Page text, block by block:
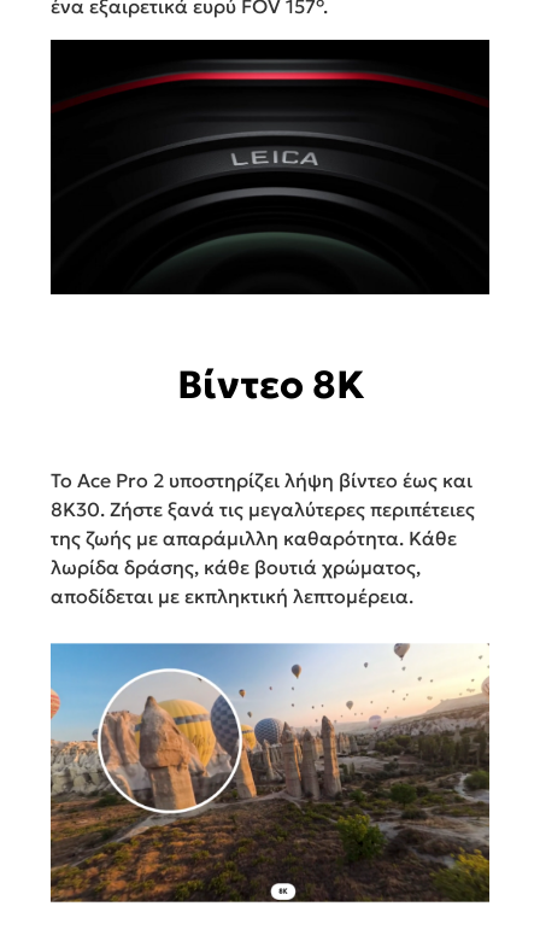
ένα εξαιρετικά ευρύ FOV 157°.
Βίντεο 8K
Το Ace Pro 2 υποστηρίζει λήψη βίντεο έως και
8K30. Ζήστε ξανά τις μεγαλύτερες περιπέτειες
της ζωής με απαράμιλλη καθαρότητα. Κάθε
λωρίδα δράσης, κάθε βουτιά χρώματος,
αποδίδεται με εκπληκτική λεπτομέρεια.